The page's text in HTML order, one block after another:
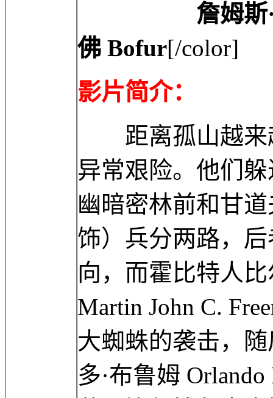
詹姆斯·内斯
佛 Bofur[/color]
影片简介：
距离孤山越来
异常艰险。他们
幽暗密林前和甘
饰）兵分两路，
向，而霍比特人
Martin John C.
大蜘蛛的袭击，
多·布鲁姆